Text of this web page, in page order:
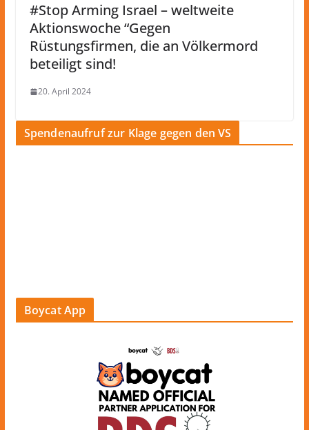
#Stop Arming Israel – weltweite
Aktionswoche “Gegen
Rüstungsfirmen, die an Völkermord
beteiligt sind!
20. April 2024
Spendenaufruf zur Klage gegen den VS
Boycat App